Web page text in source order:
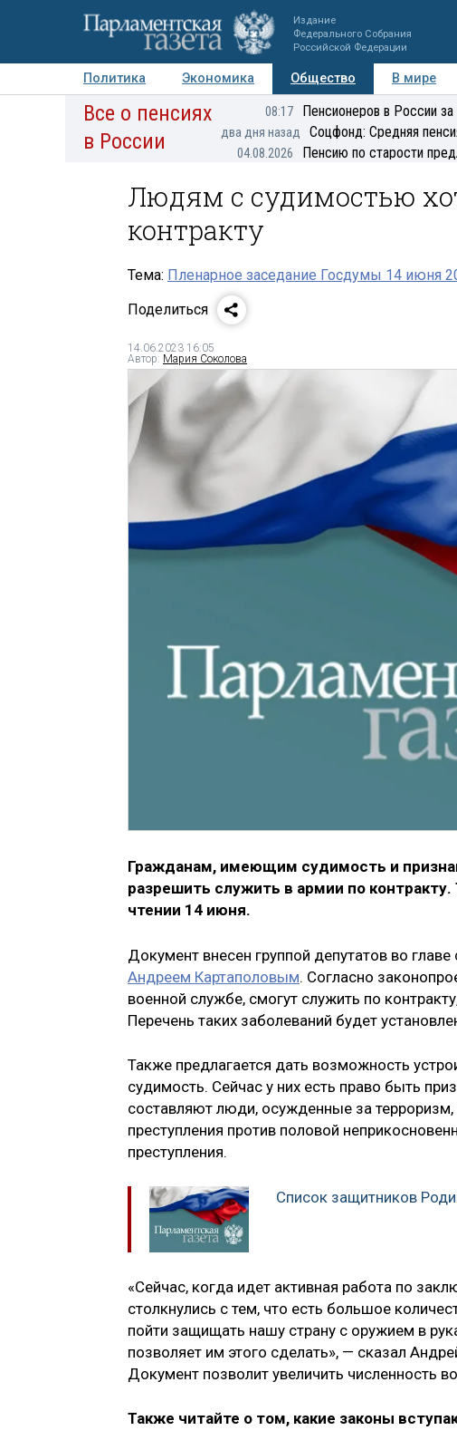
Издание
Федерального Собрания
Российской Федерации
Политика Экономика Общество В мире
Авторы Персоны Мнения Регионы
Все о пенсиях
в России
08:17 Пенсионеров в России
два дня назад Соцфонд: Средняя
04.08.2026 Пенсию по старости
Людям с судимостью
контракту
Тема: Пленарное заседание Госдумы 14 июня
Поделиться
14.06.2023 16:05
Автор: Мария Соколова
Гражданам, имеющим судимость и
разрешить служить в армии по
чтении 14 июня.
Документ внесен группой депутатов во
Андреем Картаполовым. Согласно
военной службе, смогут служить по
Перечень таких заболеваний будет
Также предлагается дать возможность
судимость. Сейчас у них есть право быть
составляют люди, осужденные за
преступления против половой
преступления.
Список защитников
«Сейчас, когда идет активная работа по
столкнулись с тем, что есть большое
пойти защищать нашу страну с оружием в
позволяет им этого сделать», — сказал
Документ позволит увеличить численность
Также читайте о том, какие законы